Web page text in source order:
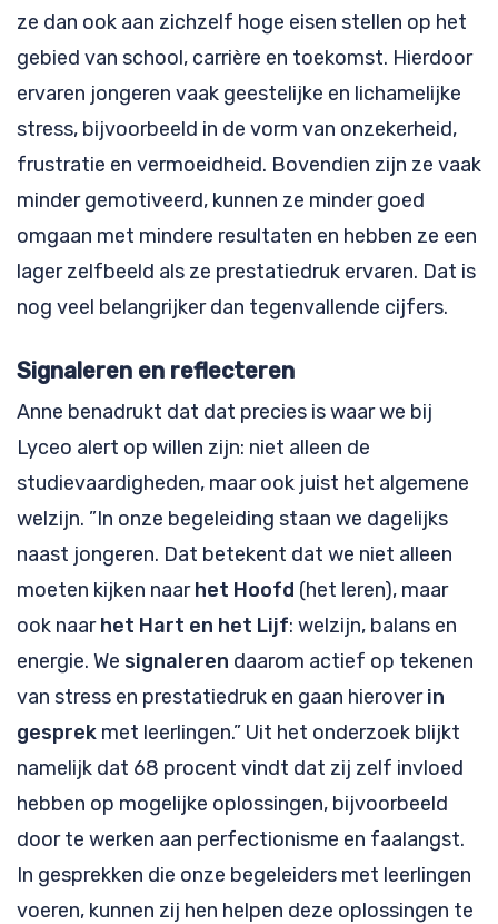
ze dan ook aan zichzelf hoge eisen stellen op het
gebied van school, carrière en toekomst. Hierdoor
ervaren jongeren vaak geestelijke en lichamelijke
stress, bijvoorbeeld in de vorm van onzekerheid,
frustratie en vermoeidheid. Bovendien zijn ze vaak
minder gemotiveerd, kunnen ze minder goed
omgaan met mindere resultaten en hebben ze een
lager zelfbeeld als ze prestatiedruk ervaren. Dat is
nog veel belangrijker dan tegenvallende cijfers.
Signaleren en reflecteren
Anne benadrukt dat dat precies is waar we bij
Lyceo alert op willen zijn: niet alleen de
studievaardigheden, maar ook juist het algemene
welzijn. ”In onze begeleiding staan we dagelijks
naast jongeren. Dat betekent dat we niet alleen
moeten kijken naarhet Hoofd (het leren), maar
ook naarhet Hart en het Lijf: welzijn, balans en
energie. We signaleren daarom actief op tekenen
van stress en prestatiedruk en gaan hieroverin
gesprek met leerlingen.” Uit het onderzoek blijkt
namelijk dat 68 procent vindt dat zij zelf invloed
hebben op mogelijke oplossingen, bijvoorbeeld
door te werken aan perfectionisme en faalangst.
In gesprekken die onze begeleiders met leerlingen
voeren, kunnen zij hen helpen deze oplossingen te